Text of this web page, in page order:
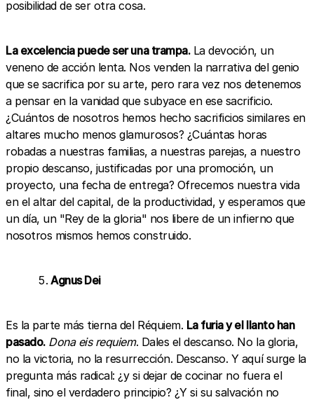
posibilidad de ser otra cosa.
La excelencia puede ser una trampa.La devoción, un
veneno de acción lenta. Nos venden la narrativa del genio
que se sacrifica por su arte, pero rara vez nos detenemos
a pensar en la vanidad que subyace en ese sacrificio.
¿Cuántos de nosotros hemos hecho sacrificios similares en
altares mucho menos glamurosos? ¿Cuántas horas
robadas a nuestras familias, a nuestras parejas, a nuestro
propio descanso, justificadas por una promoción, un
proyecto, una fecha de entrega? Ofrecemos nuestra vida
en el altar del capital, de la productividad, y esperamos que
un día, un "Rey de la gloria" nos libere de un infierno que
nosotros mismos hemos construido.
Agnus Dei
Es la parte más tierna del Réquiem. La furia y el llanto han
pasado. Dona eis requiem. Dales el descanso. No la gloria,
no la victoria, no la resurrección. Descanso. Y aquí surge la
pregunta más radical: ¿y si dejar de cocinar no fuera el
final, sino el verdadero principio? ¿Y si su salvación no